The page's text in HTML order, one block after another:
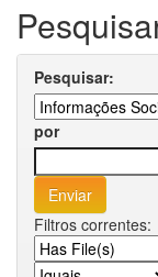
Pesquisar:
por
Filtros correntes: